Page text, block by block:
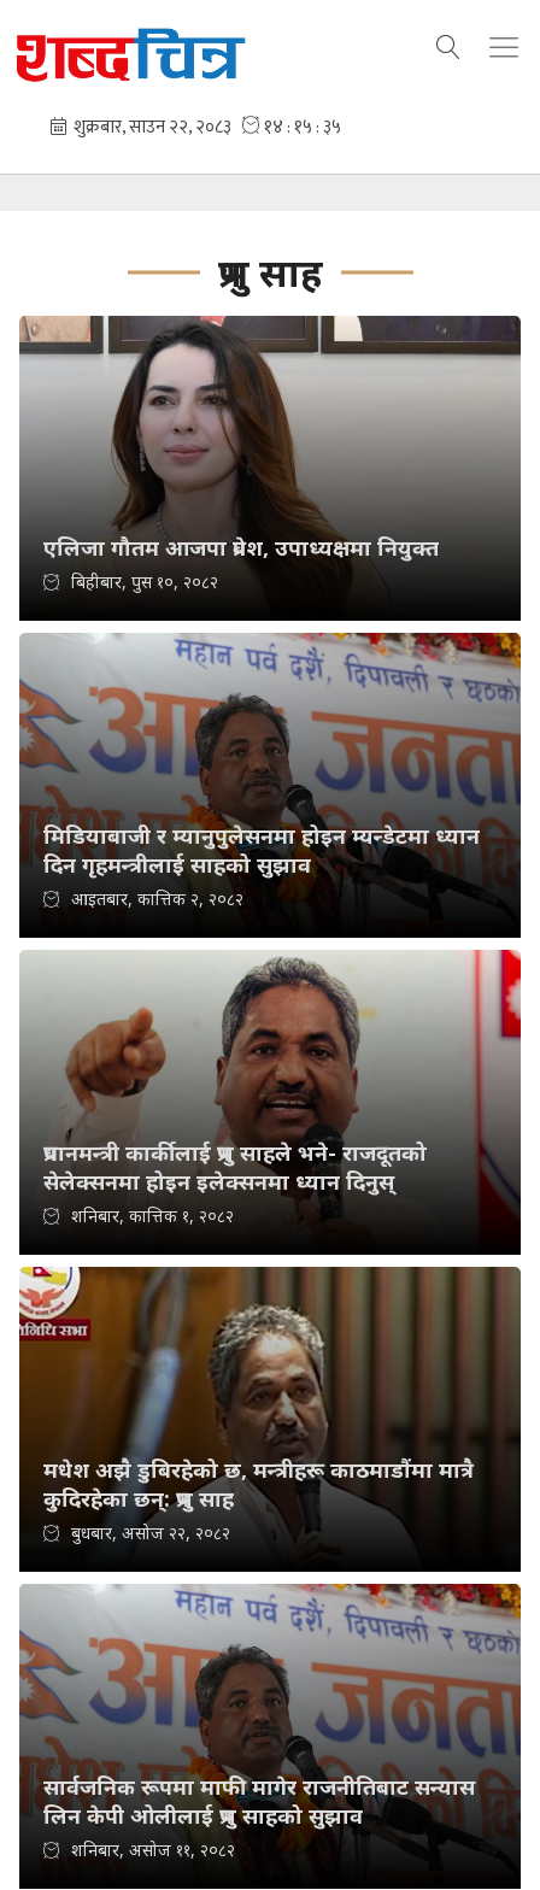
प्रभु साह
एलिजा गौतम आजपा प्रवेश, उपाध्यक्षमा नियुक्त
बिहीबार, पुस १०, २०८२
मिडियाबाजी र म्यानुपुलेसनमा होइन म्यन्डेटमा ध्यान
दिन गृहमन्त्रीलाई साहको सुझाव
आइतबार, कात्तिक २, २०८२
प्रधानमन्त्री कार्कीलाई प्रभु साहले भने- राजदूतको
सेलेक्सनमा होइन इलेक्सनमा ध्यान दिनुस्
शनिबार, कात्तिक १, २०८२
मधेश अझै डुबिरहेको छ, मन्त्रीहरू काठमाडौंमा मात्रै
कुदिरहेका छन्: प्रभु साह
बुधबार, असोज २२, २०८२
सार्वजनिक रूपमा माफी मागेर राजनीतिबाट सन्यास
लिन केपी ओलीलाई प्रभु साहको सुझाव
शनिबार, असोज ११, २०८२